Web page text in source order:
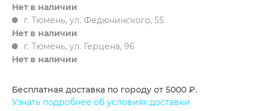
Нет в наличии
г. Тюмень, ул. Федюнинского, 55
Нет в наличии
г. Тюмень, ул. Герцена, 96
Нет в наличии
Бесплатная доставка по городу от 5000 ₽.
Узнать подробнее об условиях доставки